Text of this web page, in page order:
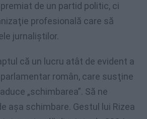
de un partid politic, ci
profesională care să
jurnaliştilor.
că un lucru atât de evident a
român, care susţine
„schimbarea”. Să ne
aşa schimbare. Gestul lui Rizea